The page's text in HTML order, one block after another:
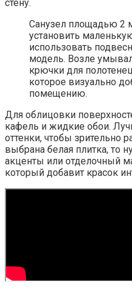
стену.
Санузел площадью 2
установить
использовать
модель. Возле
крючки для
которое визуально
помещению.
Для облицовки
кафель и жидкие обои.
оттенки, чтобы зрительно
выбрана белая плитка, то
акценты или отделочный
который добавит красок